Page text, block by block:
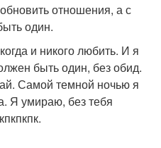
отношения, а с
один.
и никого любить. И я
быть один, без обид.
Самой темной ночью я
Я умираю, без тебя